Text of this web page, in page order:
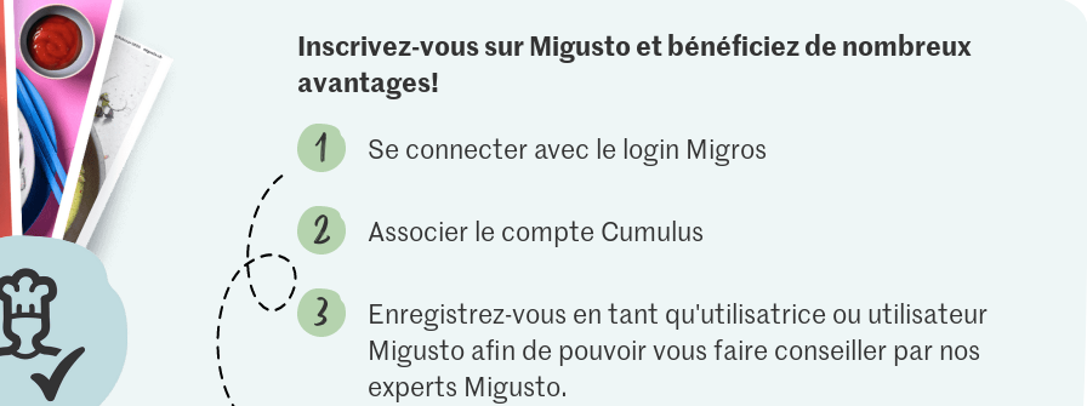
Inscrivez-vous sur Migusto et bénéficiez de nombreux
avantages!
Se connecter avec le login Migros
Associer le compte Cumulus
Enregistrez-vous en tant qu'utilisatrice ou utilisateur
Migusto afin de pouvoir vous faire conseiller par nos
experts Migusto.